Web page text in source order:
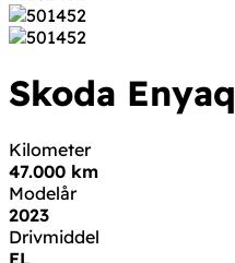
Skoda Enyaq
Kilometer
47.000 km
Modelår
2023
Drivmiddel
EL